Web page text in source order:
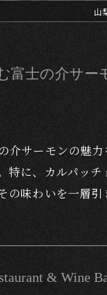
山
富士の介サー
介サーモンの魅
特に、カルパッ
味わいを一層
& Wine